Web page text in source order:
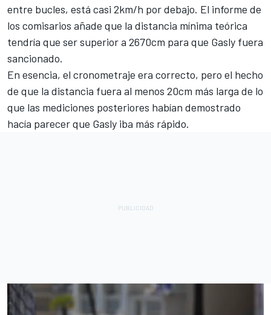
entre bucles, está casi 2km/h por debajo. El informe de
los comisarios añade que la distancia mínima teórica
tendría que ser superior a 2670cm para que Gasly fuera
sancionado.
En esencia, el cronometraje era correcto, pero el hecho
de que la distancia fuera al menos 20cm más larga de lo
que las mediciones posteriores habían demostrado
hacía parecer que Gasly iba más rápido.